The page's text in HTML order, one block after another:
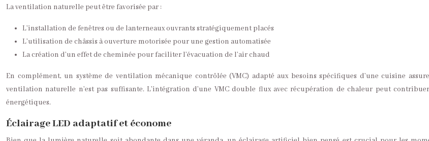
La ventilation naturelle peut être favorisée par :
L’installation de fenêtres ou de lanterneaux ouvrants stratégiquement placés
L’utilisation de châssis à ouverture motorisée pour une gestion automatisée
La création d’un effet de cheminée pour faciliter l’évacuation de l’air chaud
En complément, un système de ventilation mécanique contrôlée (VMC) adapté aux besoins spécifiques d’une cuisine
ventilation naturelle n’est pas suffisante. L’intégration d’une VMC double flux avec récupération de chaleur peut
énergétiques.
Éclairage LED adaptatif et économe